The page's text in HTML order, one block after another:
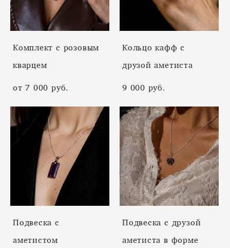
Комплект с розовым
кварцем
от 7 000 pуб.
Кольцо кафф с
друзой аметиста
9 000 pуб.
Подвеска с
аметистом
Подвеска с друзой
аметиста в форме